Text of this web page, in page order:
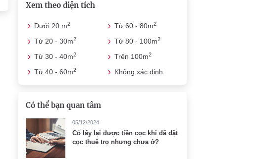
Xem theo diện tích
Dưới 20 m2
Từ 20 - 30m2
Từ 30 - 40m2
Từ 40 - 60m2
Từ 60 - 80m2
Từ 80 - 100m2
Trên 100m2
Không xác định
Có thể bạn quan tâm
05/12/2024
Có lấy lại được tiền cọc khi đã đặt
cọc thuê trọ nhưng chưa ở?